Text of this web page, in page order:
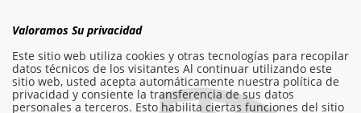
info@am-builder.com
Solicitar trabajo
Valoramos Su privacidad
Este sitio web utiliza cookies y otras tecnologías para recopilar
datos técnicos de los visitantes Al continuar utilizando este
sitio web, usted acepta automáticamente nuestra política de
privacidad y consiente la transferencia de sus datos
personales a terceros. Esto habilita ciertas funciones del sitio